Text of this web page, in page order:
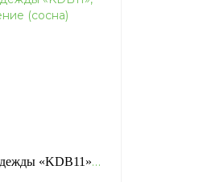
Шкаф для одежды «KDB11», отделка: старение (сосна)